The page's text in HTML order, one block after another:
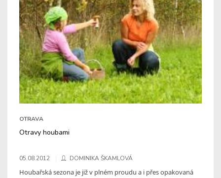
OTRAVA
Otravy houbami
05.08.2012 DOMINIKA ŠKAMLOVÁ
Houbařská sezona je již v plném proudu a i přes opakovaná